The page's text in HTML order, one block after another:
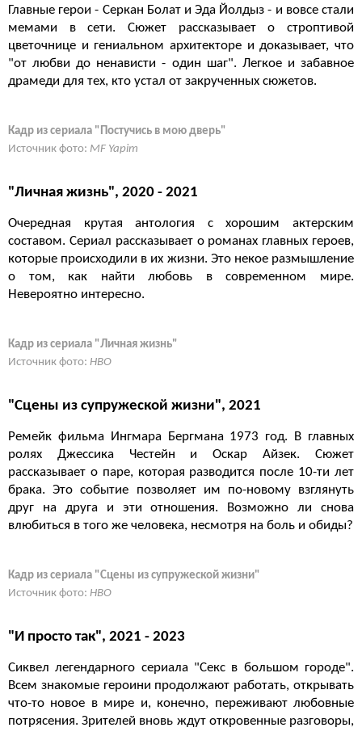
Главные герои - Серкан Болат и Эда Йолдыз - и вовсе стали
мемами в сети. Сюжет рассказывает о строптивой
цветочнице и гениальном архитекторе и доказывает, что
"от любви до ненависти - один шаг". Легкое и забавное
драмеди для тех, кто устал от закрученных сюжетов.
Кадр из сериала "Постучись в мою дверь"
Источник фото: MF Yapim
"Личная жизнь", 2020 - 2021
Очередная крутая антология с хорошим актерским
составом. Сериал рассказывает о романах главных героев,
которые происходили в их жизни. Это некое размышление
о том, как найти любовь в современном мире.
Невероятно интересно.
Кадр из сериала "Личная жизнь"
Источник фото: HBO
"Сцены из супружеской жизни", 2021
Ремейк фильма Ингмара Бергмана 1973 год. В главных
ролях Джессика Честейн и Оскар Айзек. Сюжет
рассказывает о паре, которая разводится после 10-ти лет
брака. Это событие позволяет им по-новому взглянуть
друг на друга и эти отношения. Возможно ли снова
влюбиться в того же человека, несмотря на боль и обиды?
Кадр из сериала "Сцены из супружеской жизни"
Источник фото: HBO
"И просто так", 2021 - 2023
Сиквел легендарного сериала "Секс в большом городе".
Всем знакомые героини продолжают работать, открывать
что-то новое в мире и, конечно, переживают любовные
потрясения. Зрителей вновь ждут откровенные разговоры,